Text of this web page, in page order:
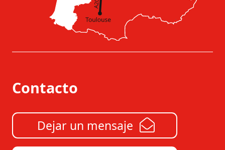
Contacto
Dejar un mensaje